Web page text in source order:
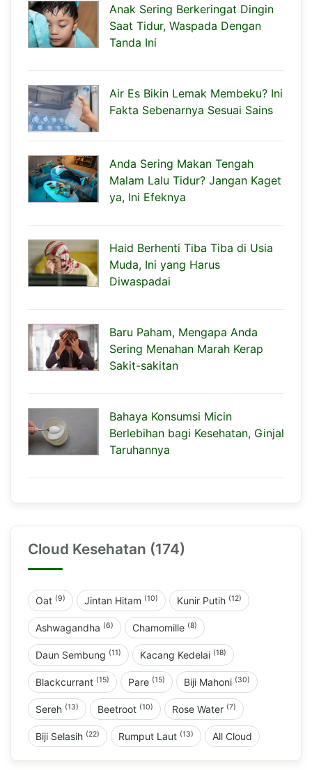
Anak Sering Berkeringat Dingin
Saat Tidur, Waspada Dengan
Tanda Ini
Air Es Bikin Lemak Membeku? Ini
Fakta Sebenarnya Sesuai Sains
Anda Sering Makan Tengah
Malam Lalu Tidur? Jangan Kaget
ya, Ini Efeknya
Haid Berhenti Tiba Tiba di Usia
Muda, Ini yang Harus
Diwaspadai
Baru Paham, Mengapa Anda
Sering Menahan Marah Kerap
Sakit-sakitan
Bahaya Konsumsi Micin
Berlebihan bagi Kesehatan, Ginjal
Taruhannya
Cloud Kesehatan (174)
Oat (9) Jintan Hitam (10) Kunir Putih (12)
Ashwagandha (6) Chamomille (8)
Daun Sembung (11) Kacang Kedelai (18)
Blackcurrant (15) Pare (15) Biji Mahoni (30)
Sereh (13) Beetroot (10) Rose Water (7)
Biji Selasih (22) Rumput Laut (13) All Cloud